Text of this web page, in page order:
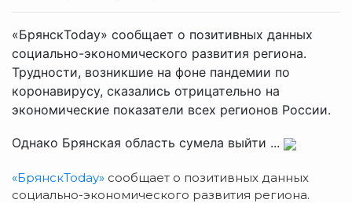
«БрянскToday» сообщает о позитивных данных
социально-экономического развития региона.
Трудности, возникшие на фоне пандемии по
коронавирусу, сказались отрицательно на
экономические показатели всех регионов России.
Однако Брянская область сумела выйти ...
«БрянскToday» сообщает о позитивных данных
социально-экономического развития региона.